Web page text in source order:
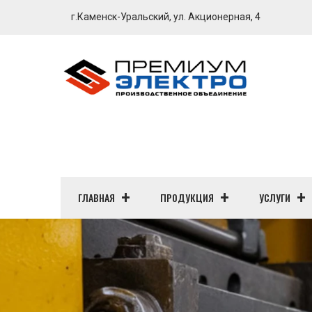
г.Каменск-Уральский, ул. Акционерная, 4
ГЛАВНАЯ ПРОДУКЦИЯ УСЛУГИ